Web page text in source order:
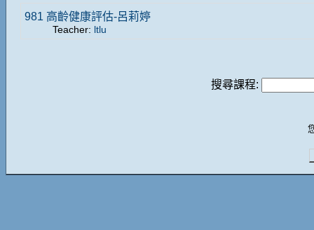
981 高齡健康評估-呂莉婷
Teacher: ltlu
搜尋課程: